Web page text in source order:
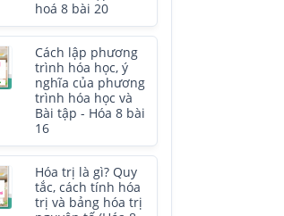
hoá 8 bài 20
Cách lập phương
trình hóa học, ý
nghĩa của phương
trình hóa học và
Bài tập - Hóa 8 bài
16
Hóa trị là gì? Quy
tắc, cách tính hóa
trị và bảng hóa trị